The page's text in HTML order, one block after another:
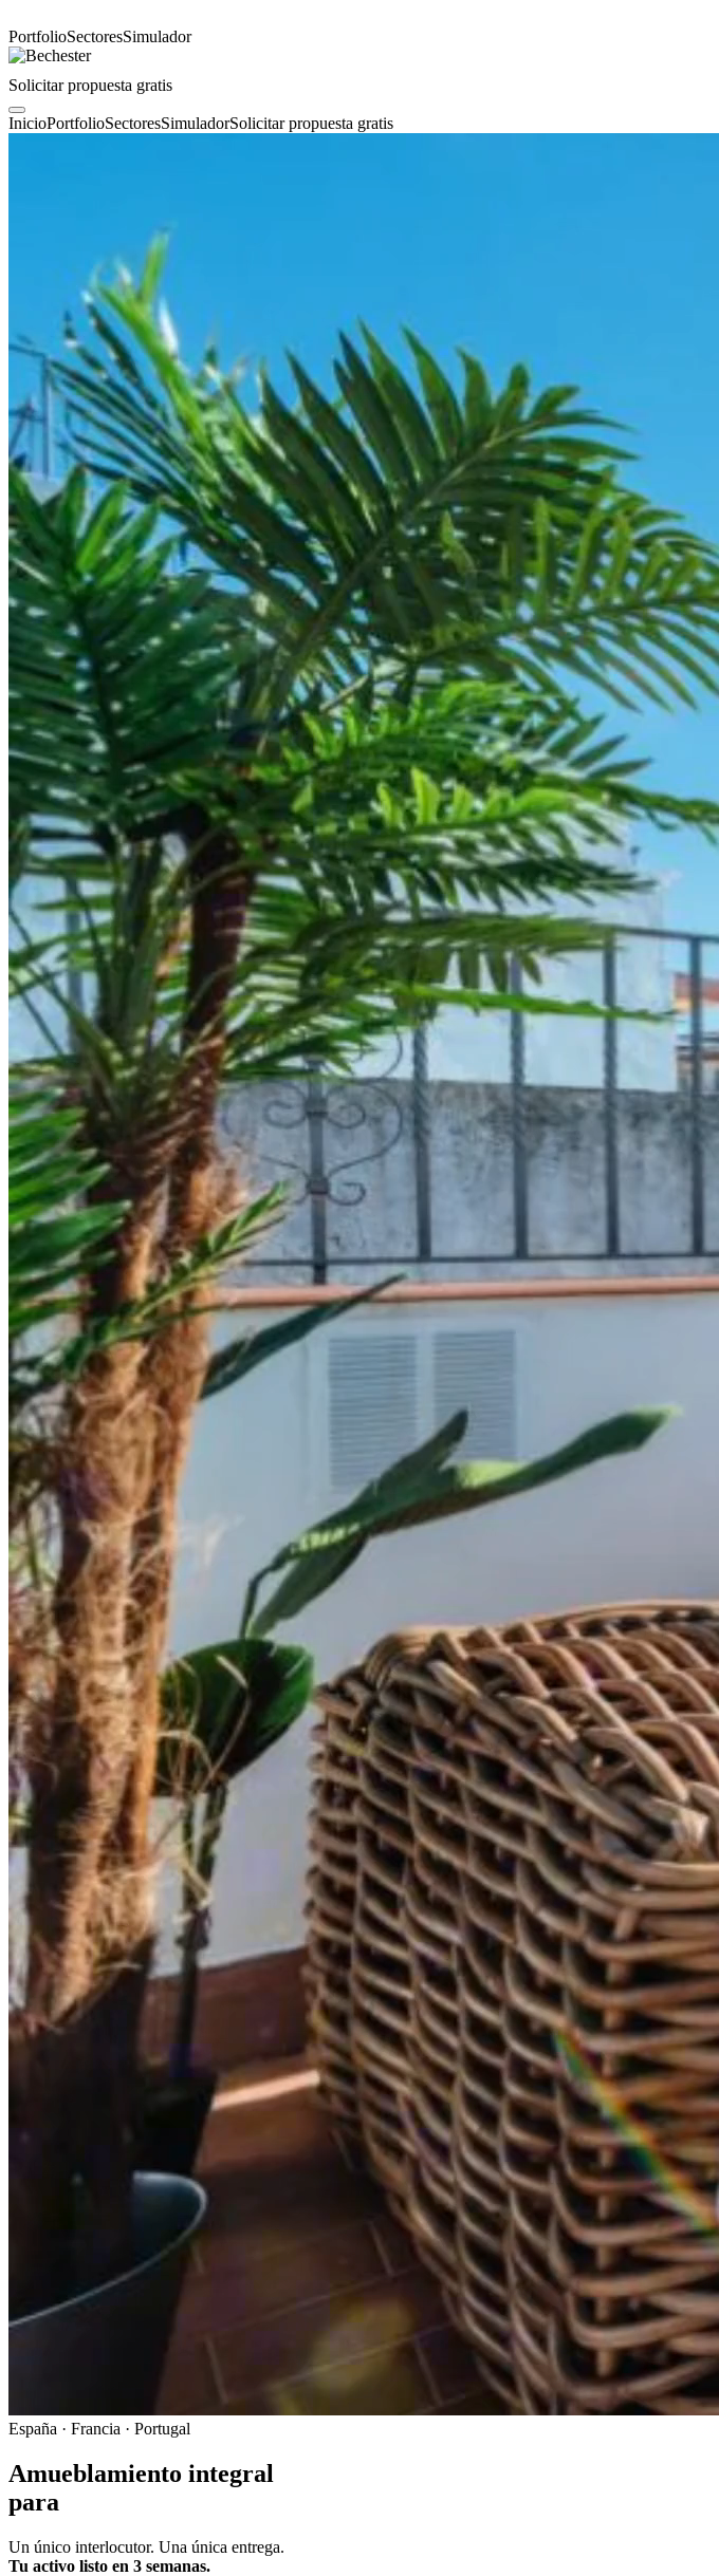
PortfolioSectoresSimulador
Solicitar propuesta gratis
InicioPortfolioSectoresSimuladorSolicitar propuesta gratis
España · Francia · Portugal
Amueblamiento integral
para
Un único interlocutor. Una única entrega.
Tu activo listo en 3 semanas.